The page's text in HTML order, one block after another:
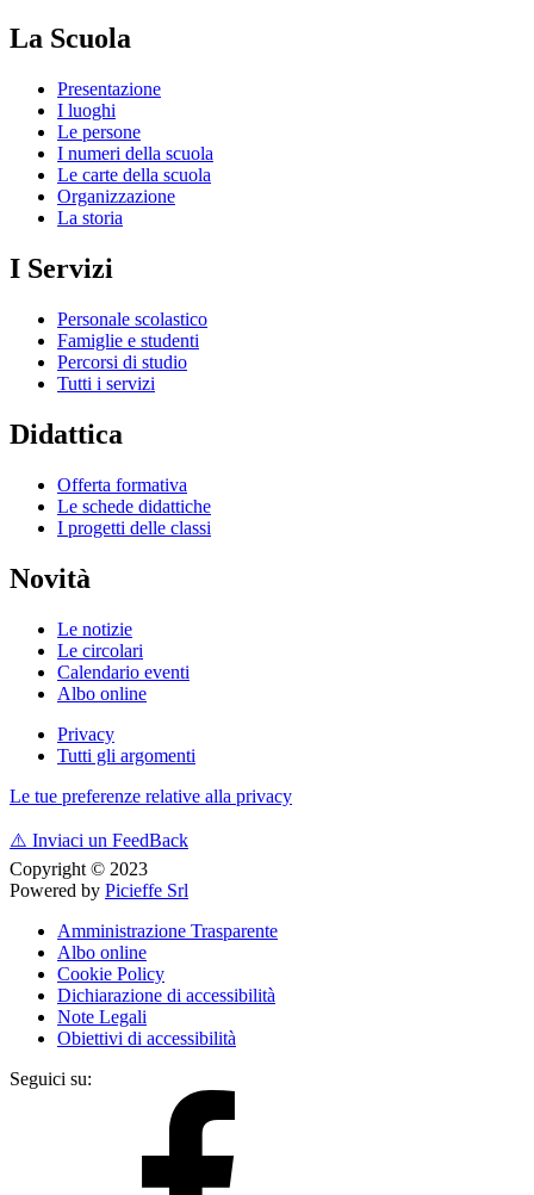
La Scuola
Presentazione
I luoghi
Le persone
I numeri della scuola
Le carte della scuola
Organizzazione
La storia
I Servizi
Personale scolastico
Famiglie e studenti
Percorsi di studio
Tutti i servizi
Didattica
Offerta formativa
Le schede didattiche
I progetti delle classi
Novità
Le notizie
Le circolari
Calendario eventi
Albo online
Privacy
Tutti gli argomenti
Le tue preferenze relative alla privacy
⚠️ Inviaci un FeedBack
Copyright © 2023
Powered by Picieffe Srl
Amministrazione Trasparente
Albo online
Cookie Policy
Dichiarazione di accessibilità
Note Legali
Obiettivi di accessibilità
Seguici su: